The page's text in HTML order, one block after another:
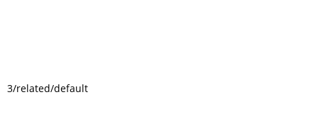
3/related/default